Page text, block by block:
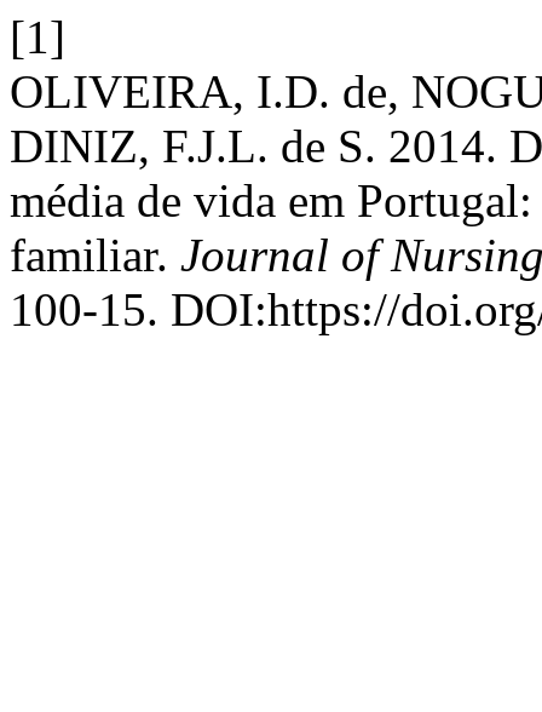
[1]
OLIVEIRA, I.D. de,
DINIZ, F.J.L. de S. 2014.
média de vida em
familiar. Journal of
100-15. DOI:https://